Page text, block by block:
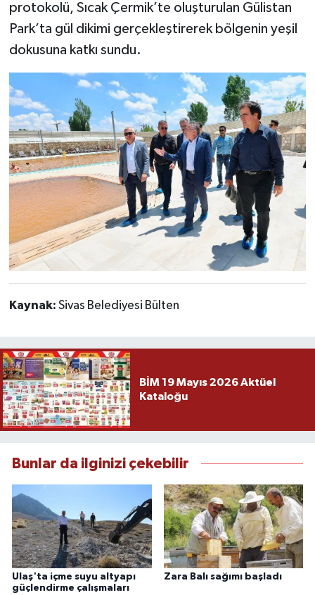
protokolü, Sıcak Çermik’te oluşturulan Gülistan
Park’ta gül dikimi gerçekleştirerek bölgenin yeşil
dokusuna katkı sundu.
Kaynak: Sivas Belediyesi Bülten
BİM 19 Mayıs 2026 Aktüel
Kataloğu
Bunlar da ilginizi çekebilir
Ulaş'ta içme suyu altyapı
güçlendirme çalışmaları
Zara Balı sağımı başladı